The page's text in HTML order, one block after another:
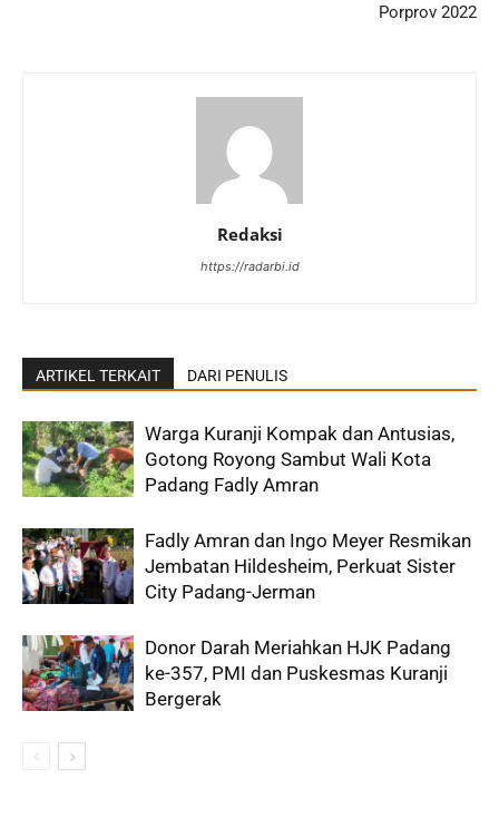
Porprov 2022
Redaksi
https://radarbi.id
ARTIKEL TERKAIT DARI PENULIS
Warga Kuranji Kompak dan Antusias,
Gotong Royong Sambut Wali Kota
Padang Fadly Amran
Fadly Amran dan Ingo Meyer Resmikan
Jembatan Hildesheim, Perkuat Sister
City Padang-Jerman
Donor Darah Meriahkan HJK Padang
ke-357, PMI dan Puskesmas Kuranji
Bergerak